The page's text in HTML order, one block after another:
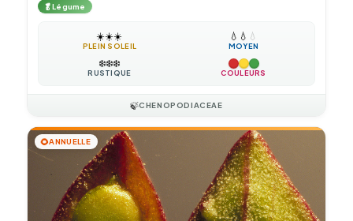
🥬Légume
☀️☀️☀️
PLEIN SOLEIL
💧 💧 💧
MOYEN
❄️❄️❄️
RUSTIQUE COULEURS
🍃CHENOPODIACEAE
🌻ANNUELLE